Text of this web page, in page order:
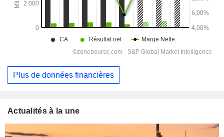
Plus de données financières
Actualités à la une